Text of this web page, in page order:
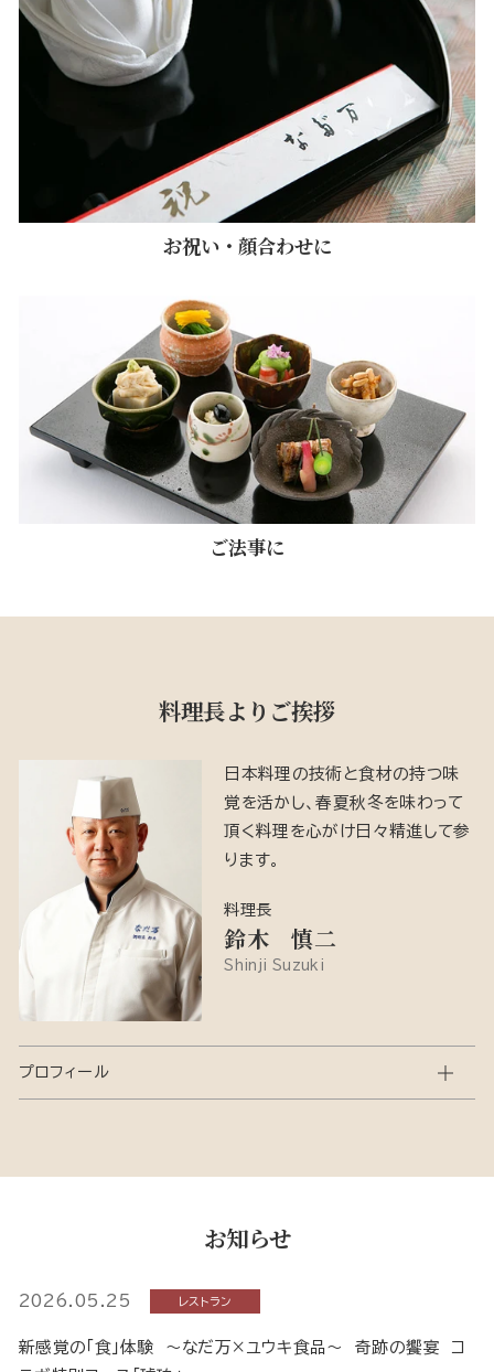
お祝い・顔合わせに
ご法事に
料理長よりご挨拶
日本料理の技術と食材の持つ味
覚を活かし、春夏秋冬を味わって
頂く料理を心がけ日々精進して参
ります。
料理長
鈴木 慎二
Shinji Suzuki
プロフィール
お知らせ
2026.05.25 レストラン
新感覚の「食」体験 ～なだ万×ユウキ食品～ 奇跡の饗宴 コ